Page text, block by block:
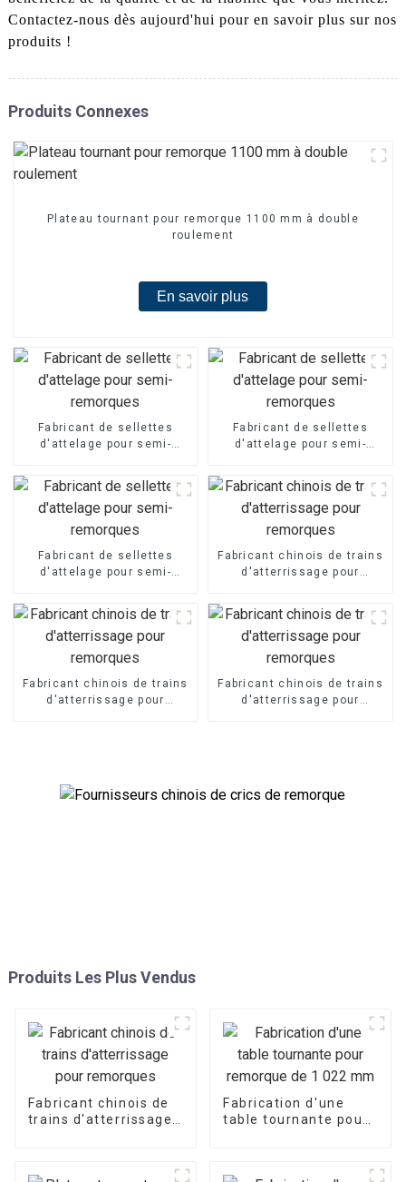
Contactez-nous dès aujourd'hui pour en savoir plus sur nos
produits !
Produits Connexes
Plateau tournant pour remorque 1100 mm à double
roulement
En savoir plus
Fabricant de sellettes
d'attelage pour semi-
Fabricant de sellettes
d'attelage pour semi-
Fabricant de sellettes
d'attelage pour semi-
Fabricant chinois de trains
d'atterrissage pour
Fabricant chinois de trains
d'atterrissage pour
Fabricant chinois de trains
d'atterrissage pour
Produits Les Plus Vendus
Fabricant chinois de
trains d'atterrissage
Fabrication d'une
table tournante pour